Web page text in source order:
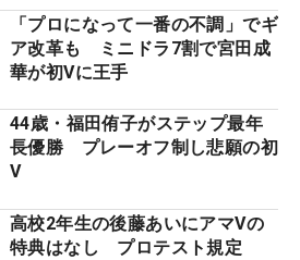
「プロになって一番の不調」でギ
ア改革も ミニドラ7割で宮田成
華が初Vに王手
44歳・福田侑子がステップ最年
長優勝 プレーオフ制し悲願の初
V
高校2年生の後藤あいにアマVの
特典はなし プロテスト規定